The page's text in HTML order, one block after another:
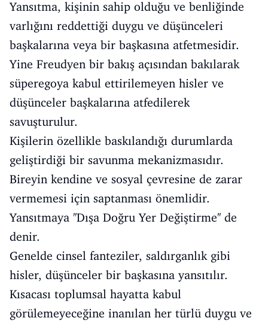
Yansıtma, kişinin sahip olduğu ve benliğinde
varlığını reddettiği duygu ve düşünceleri
başkalarına veya bir başkasına atfetmesidir.
Yine Freudyen bir bakış açısından bakılarak
süperegoya kabul ettirilemeyen hisler ve
düşünceler başkalarına atfedilerek
savuşturulur.
Kişilerin özellikle baskılandığı durumlarda
geliştirdiği bir savunma mekanizmasıdır.
Bireyin kendine ve sosyal çevresine de zarar
vermemesi için saptanması önemlidir.
Yansıtmaya ''Dışa Doğru Yer Değiştirme'' de
denir.
Genelde cinsel fanteziler, saldırganlık gibi
hisler, düşünceler bir başkasına yansıtılır.
Kısacası toplumsal hayatta kabul
görülemeyeceğine inanılan her türlü duygu ve